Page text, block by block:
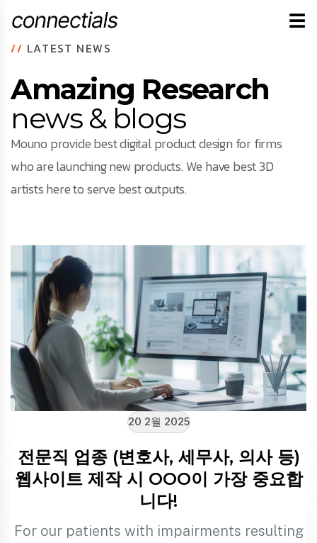
☰
// LATEST NEWS
Amazing Research
news & blogs
Mouno provide best digital product design for firms
who are launching new products. We have best 3D
artists here to serve best outputs.
20 2월 2025
전문직 업종 (변호사, 세무사, 의사 등)
웹사이트 제작 시 OOO이 가장 중요합
니다!
For our patients with impairments resulting